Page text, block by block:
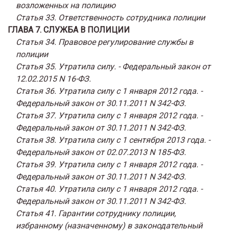
возложенных на полицию
Статья 33. Ответственность сотрудника полиции
ГЛАВА 7. СЛУЖБА В ПОЛИЦИИ
Статья 34. Правовое регулирование службы в
полиции
Статья 35. Утратила силу. - Федеральный закон от
12.02.2015 N 16-ФЗ.
Статья 36. Утратила силу с 1 января 2012 года. -
Федеральный закон от 30.11.2011 N 342-ФЗ.
Статья 37. Утратила силу с 1 января 2012 года. -
Федеральный закон от 30.11.2011 N 342-ФЗ.
Статья 38. Утратила силу с 1 сентября 2013 года. -
Федеральный закон от 02.07.2013 N 185-ФЗ.
Статья 39. Утратила силу с 1 января 2012 года. -
Федеральный закон от 30.11.2011 N 342-ФЗ.
Статья 40. Утратила силу с 1 января 2012 года. -
Федеральный закон от 30.11.2011 N 342-ФЗ.
Статья 41. Гарантии сотруднику полиции,
избранному (назначенному) в законодательный